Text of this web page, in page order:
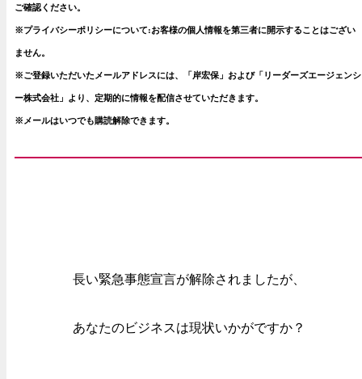
ご確認ください。
※プライバシーポリシーについて:お客様の個人情報を第三者に開示することはござい
ません。
※ご登録いただいたメールアドレスには、「岸宏保」および「リーダーズエージェンシ
ー株式会社」より、定期的に情報を配信させていただきます。
※メールはいつでも購読解除できます。
長い緊急事態宣言が解除されましたが、
あなたのビジネスは現状いかがですか？